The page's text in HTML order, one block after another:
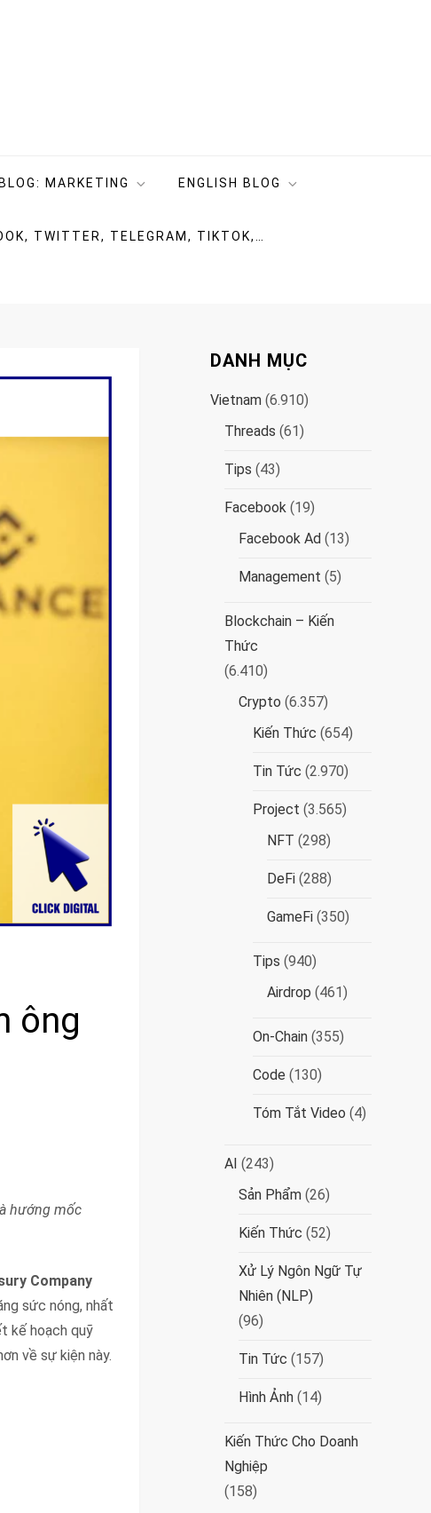
BLOG: MARKETING ENGLISH BLOG
TWITTER, TELEGRAM, TIKTOK,…
ông
hướng mốc
Company
sức nóng, nhất
kế hoạch quỹ
về sự kiện này.
DANH MỤC
Vietnam (6.910)
Threads (61)
Tips (43)
Facebook (19)
Facebook Ad (13)
Management (5)
Blockchain – Kiến
Thức
(6.410)
Crypto (6.357)
Kiến Thức (654)
Tin Tức (2.970)
Project (3.565)
NFT (298)
DeFi (288)
GameFi (350)
Tips (940)
Airdrop (461)
On-Chain (355)
Code (130)
Tóm Tắt Video (4)
AI (243)
Sản Phẩm (26)
Kiến Thức (52)
Xử Lý Ngôn Ngữ Tự
Nhiên (NLP)
(96)
Tin Tức (157)
Hình Ảnh (14)
Kiến Thức Cho Doanh
Nghiệp
(158)